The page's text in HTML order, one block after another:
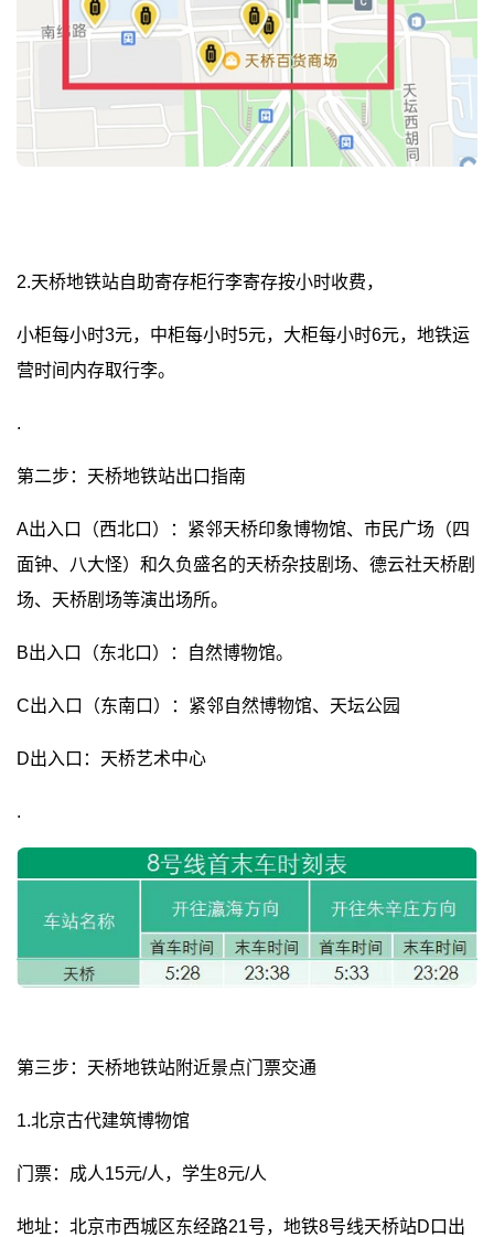
2.天桥地铁站自助寄存柜行李寄存按小时收费，
小柜每小时3元，中柜每小时5元，大柜每小时6元，地铁运
营时间内存取行李。
.
第二步：天桥地铁站出口指南
A出入口（西北口）：紧邻天桥印象博物馆、市民广场（四
面钟、八大怪）和久负盛名的天桥杂技剧场、德云社天桥剧
场、天桥剧场等演出场所。
B出入口（东北口）：自然博物馆。
C出入口（东南口）：紧邻自然博物馆、天坛公园
D出入口：天桥艺术中心
.
第三步：天桥地铁站附近景点门票交通
1.北京古代建筑博物馆
门票：成人15元/人，学生8元/人
地址：北京市西城区东经路21号，地铁8号线天桥站D口出